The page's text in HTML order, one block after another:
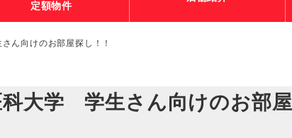
定額物件
ん向けのお部屋探し！！
科大学 学生さん向けのお部屋